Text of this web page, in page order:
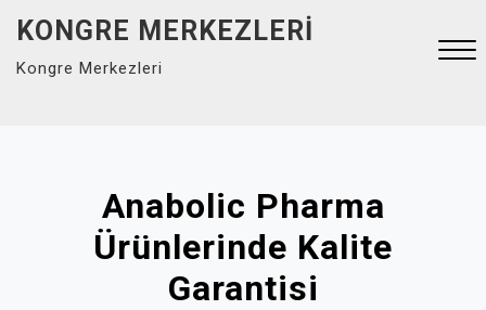
content
KONGRE MERKEZLERI
Kongre Merkezleri
Anabolic Pharma
Ürünlerinde Kalite
Garantisi